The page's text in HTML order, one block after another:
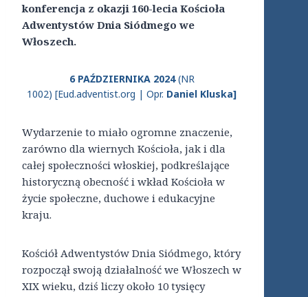
konferencja z okazji 160-lecia Kościoła
Adwentystów Dnia Siódmego we
Włoszech.
6 PAŹDZIERNIKA 2024(NR
1002) [Eud.adventist.org | Opr. Daniel Kluska]
Wydarzenie to miało ogromne znaczenie,
zarówno dla wiernych Kościoła, jak i dla
całej społeczności włoskiej, podkreślające
historyczną obecność i wkład Kościoła w
życie społeczne, duchowe i edukacyjne
kraju.
Kościół Adwentystów Dnia Siódmego, który
rozpoczął swoją działalność we Włoszech w
XIX wieku, dziś liczy około 10 tysięcy